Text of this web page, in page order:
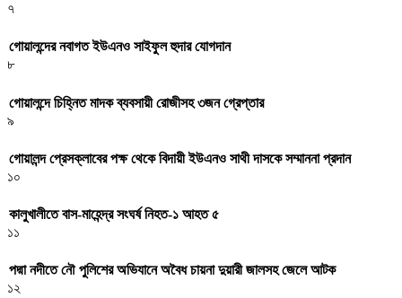
৭
গোয়ালন্দের নবাগত ইউএনও সাইফুল হুদার যোগদান
৮
গোয়ালন্দে চিহ্নিত মাদক ব্যবসায়ী রোজীসহ ৩জন গ্রেপ্তার
৯
গোয়ালন্দ প্রেসক্লাবের পক্ষ থেকে বিদায়ী ইউএনও সাথী দাসকে সম্মাননা প্রদান
১০
কালুখালীতে বাস-মাহেন্দ্র সংঘর্ষ নিহত-১ আহত ৫
১১
পদ্মা নদীতে নৌ পুলিশের অভিযানে অবৈধ চায়না দুয়ারী জালসহ জেলে আটক
১২